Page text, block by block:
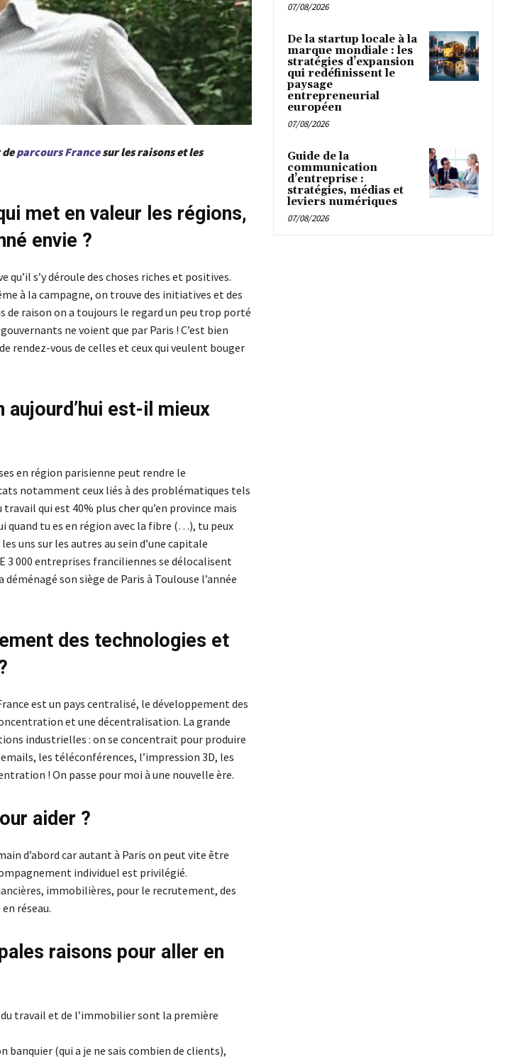
parcours Francesur les raisons et les
met en valeur les régions,
envie ?
qu’il s’y déroule des choses riches et positives.
à la campagne, on trouve des initiatives et des
de raison on a toujours le regard un peu trop porté
ne voient que par Paris ! C’est bien
rendez-vous de celles et ceux qui veulent bouger
aujourd’hui est-il mieux
en région parisienne peut rendre le
notamment ceux liés à des problématiques tels
qui est 40% plus cher qu’en province mais
quand tu es en région avec la fibre (…), tu peux
uns sur les autres au sein d’une capitale
3 000 entreprises franciliennes se délocalisent
déménagé son siège de Paris à Toulouse l’année
des technologies et
est un pays centralisé, le développement des
et une décentralisation. La grande
industrielles : on se concentrait pour produire
les téléconférences, l’impression 3D, les
! On passe pour moi à une nouvelle ère.
aider ?
d’abord car autant à Paris on peut vite être
individuel est privilégié.
immobilières, pour le recrutement, des
réseau.
raisons pour aller en
du travail et de l’immobilier sont la première
banquier (qui a je ne sais combien de clients),
07/08/2026
De la startup locale à la
marque mondiale : les
stratégies d’expansion
qui redéfinissent le
paysage
entrepreneurial
européen
07/08/2026
Guide de la
communication
d’entreprise :
stratégies, médias et
leviers numériques
07/08/2026